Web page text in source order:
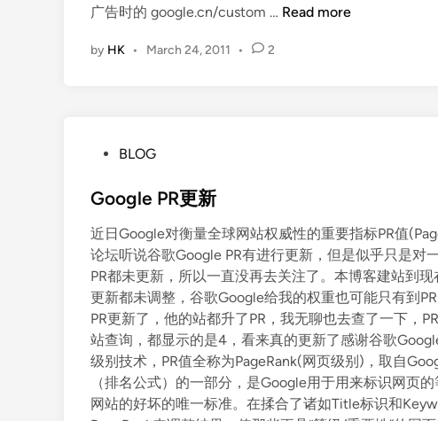
广告时的 google.cn/custom … G
n
s
e
搜
索
联
盟
品
将
Read more
by HK • March 24, 2011 • 2
s
e
d
i
n
BLOG
Google PR更新
近日Google对衡量全球网站权威性的重要指标PR值
论坛听说谷歌Google PR有进行更新，但是似乎只是
PR都未更新，所以一直没再去关注了。本博客建站到
更新都未调整，谷歌Google给我的权重也可能只有到
PR更新了，他的站都升了PR，我无聊也去查了一下，
站查询，都显示的是4，看来真的更新了感谢谷歌
级别技术，PR值全称为PageRank(网页级别)，取自
（排名公式）的一部分，是Google用于用来标识网页
网站的好坏的唯一标准。在揉合了诸如Title标识和